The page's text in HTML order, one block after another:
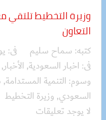
وزيرة التخطيط تلتقي
التعاون
كتبه: سماح سليم فى:
فى: اخبار السعودية, الأخبار,
وسوم: التنمية المستدامة,
السعودي, وزيرة التخطيط
لا يوجد تعليقات